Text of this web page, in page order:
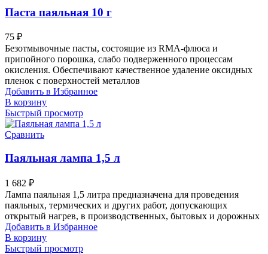
Паста паяльная 10 г
75 ₽
Безотмывочные пасты, состоящие из RMA-флюса и
припойного порошка, слабо подверженного процессам
окисления. Обеспечивают качественное удаление оксидных
пленок с поверхностей металлов
Добавить в Избранное
В корзину
Быстрый просмотр
Сравнить
Паяльная лампа 1,5 л
1 682 ₽
Лампа паяльная 1,5 литра предназначена для проведения
паяльных, термических и других работ, допускающих
открытый нагрев, в производственных, бытовых и дорожных
Добавить в Избранное
В корзину
Быстрый просмотр